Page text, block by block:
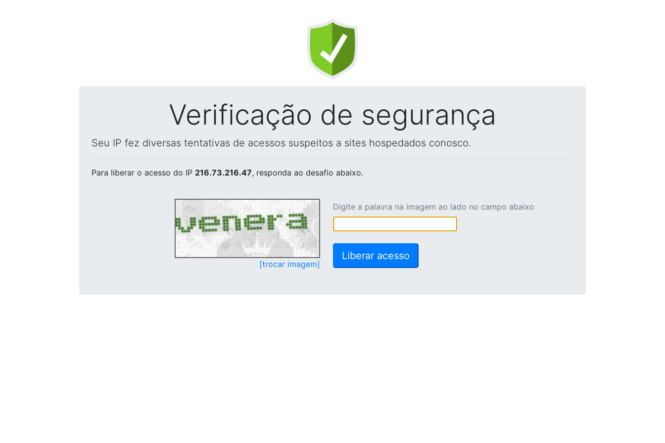
Verificação de segurança
Seu IP fez diversas tentativas de acessos suspeitos a sites hospedados conosco.
Para liberar o acesso do IP 216.73.216.47, responda ao desafio abaixo.
[trocar imagem]
Digite a palavra na imagem ao lado no campo abaixo